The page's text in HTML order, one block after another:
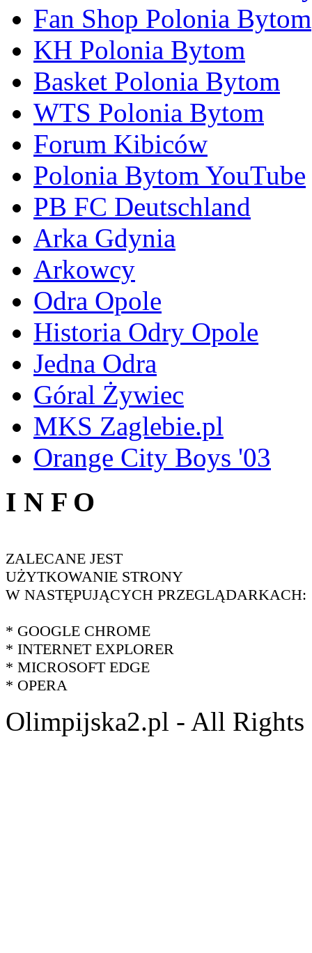
Fan Shop Polonia Bytom
KH Polonia Bytom
Basket Polonia Bytom
WTS Polonia Bytom
Forum Kibiców
Polonia Bytom YouTube
PB FC Deutschland
Arka Gdynia
Arkowcy
Odra Opole
Historia Odry Opole
Jedna Odra
Góral Żywiec
MKS Zaglebie.pl
Orange City Boys '03
I N F O
ZALECANE JEST
UŻYTKOWANIE STRONY
W NASTĘPUJĄCYCH PRZEGLĄDARKACH:
* GOOGLE CHROME
* INTERNET EXPLORER
* MICROSOFT EDGE
* OPERA
Olimpijska2.pl - All Rights